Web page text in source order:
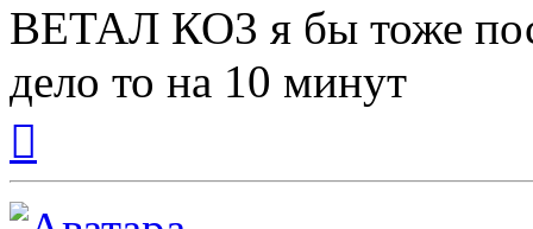
ВЕТАЛ КО3 я бы тоже
дело то на 10 минут
началу